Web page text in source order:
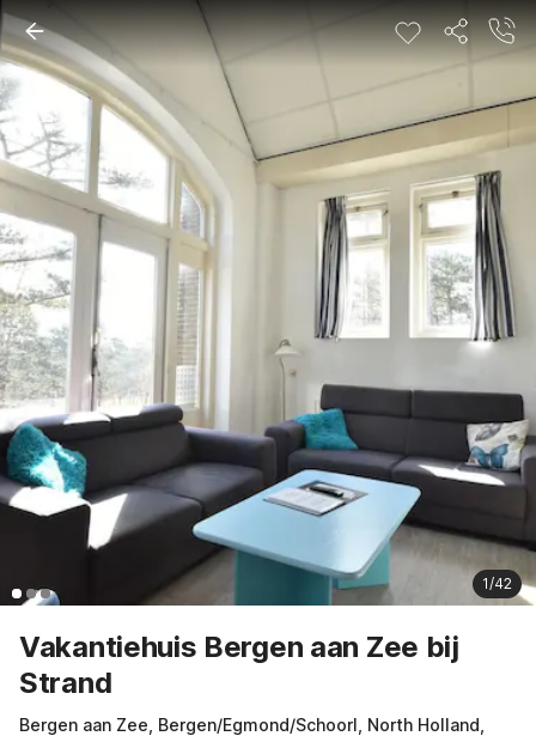
1/42
Vakantiehuis Bergen aan Zee bij
Strand
Bergen aan Zee, Bergen/Egmond/Schoorl, North Holland,